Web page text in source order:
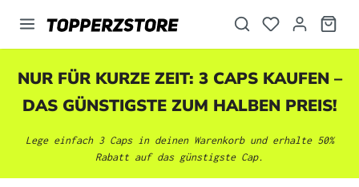
springen
NUR FÜR KURZE ZEIT: 3 CAPS KAUFEN –
DAS GÜNSTIGSTE ZUM HALBEN PREIS!
Lege einfach 3 Caps in deinen Warenkorb und erhalte 50%
Rabatt auf das günstigste Cap.